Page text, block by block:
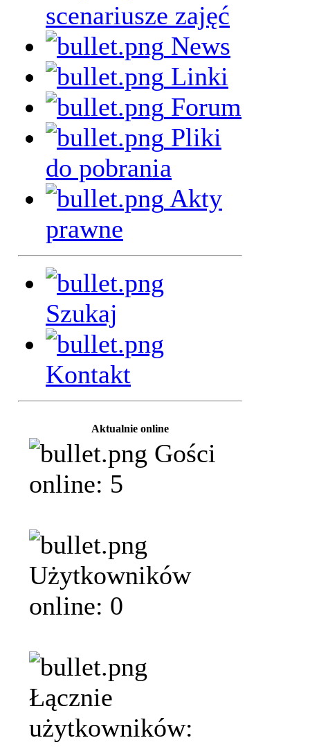
scenariusze zajęć
News
Linki
Forum
Pliki
do pobrania
Akty
prawne
Szukaj
Kontakt
Aktualnie online
Gości
online: 5
Użytkowników
online: 0
Łącznie
użytkowników: